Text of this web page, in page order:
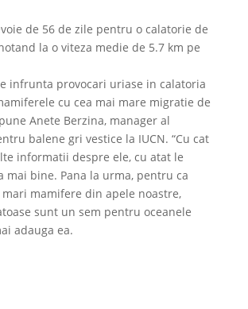
de 56 de zile pentru o calatorie de
la o viteza medie de 5.7 km pe
infrunta provocari uriase in calatoria
cu cea mai mare migratie de
Anete Berzina, manager al
balene gri vestice la IUCN. “Cu cat
informatii despre ele, cu atat le
mai bine. Pana la urma, pentru ca
mamifere din apele noastre,
sunt un sem pentru oceanele
adauga ea.